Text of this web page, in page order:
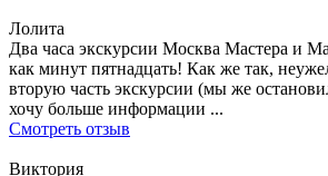
Лолита
Два часа экскурсии Москва Мастера и
как минут пятнадцать! Как же так,
вторую часть экскурсии (мы же
хочу больше информации ...
Смотреть отзыв
Виктория